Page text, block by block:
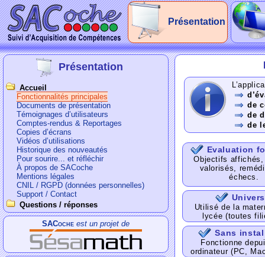
Présentation
Présentation
Accueil
Fonctionnalités principales
Documents de présentation
Témoignages d’utilisateurs
Comptes-rendus & Reportages
Copies d’écrans
Vidéos d’utilisations
Historique des nouveautés
Pour sourire... et réfléchir
À propos de SACoche
Mentions légales
CNIL / RGPD (données personnelles)
Support / Contact
Questions / réponses
SACoche est un projet de
de
de
de
Evaluation
Objectifs affichés,
valorisés,
échecs.
Utilisé de la
lycée (toutes
Sans
Fonctionne
ordinateur (PC,